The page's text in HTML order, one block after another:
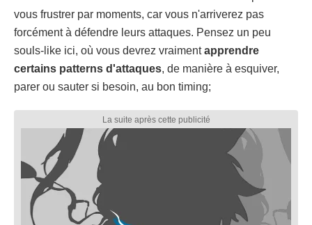
vous frustrer par moments, car vous n'arriverez pas
forcément à défendre leurs attaques. Pensez un peu
souls-like ici, où vous devrez vraimentapprendre
certains patterns d'attaques, de manière à esquiver,
parer ou sauter si besoin, au bon timing;